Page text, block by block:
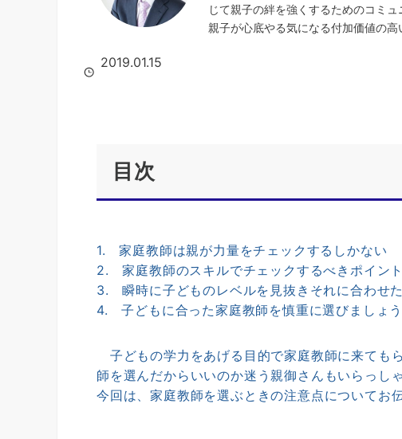
じて親子の絆を強くするためのコミ
親子が心底やる気になる付加価値の高
2019.01.15
目次
1. 家庭教師は親が力量をチェックするしかない
2. 家庭教師のスキルでチェックするべきポイン
3. 瞬時に子どものレベルを見抜きそれに合わせ
4. 子どもに合った家庭教師を慎重に選びましょう
子どもの学力をあげる目的で家庭教師に来ても
師を選んだからいいのか迷う親御さんもいらっし
今回は、家庭教師を選ぶときの注意点についてお